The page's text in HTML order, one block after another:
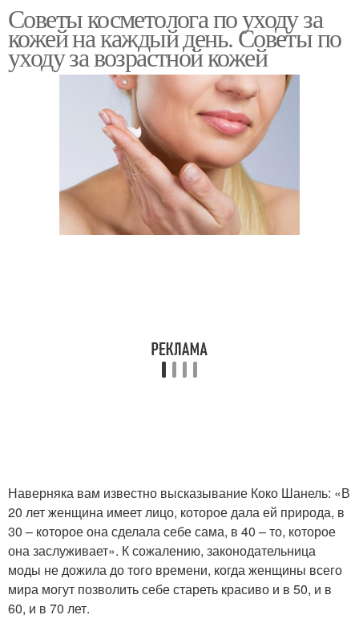
Уход за лицом Стандартный уход
Советы косметолога по уходу за
кожей на каждый день. Советы по
уходу за возрастной кожей
Наверняка вам известно высказывание Коко Шанель: «В
20 лет женщина имеет лицо, которое дала ей природа, в
30 – которое она сделала себе сама, в 40 – то, которое
она заслуживает». К сожалению, законодательница
моды не дожила до того времени, когда женщины всего
мира могут позволить себе стареть красиво и в 50, и в
60, и в 70 лет.